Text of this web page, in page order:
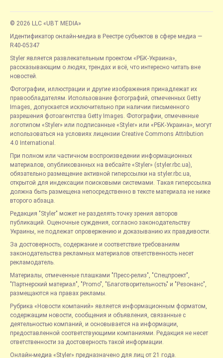
© 2026 LLC «UBT MEDIA»
Идентификатор онлайн-медиа в Реестре субъектов в сфере медиа —
R40-05347
Styler является развлекательным проектом «РБК-Украина»,
рассказывающим о людях, трендах и всё, что интересно читать вне
новостей.
Фотографии, иллюстрации и другие изображения принадлежат их
правообладателям. Использование фотографий, отмеченных Getty
Images, допускается исключительно при наличии письменного
разрешения фотоагентства Getty Images. Фотографии, отмеченные
логотипом «Styler» или подписанные «Styler» или «РБК-Украина», могут
использоваться на условиях лицензии Creative Commons Attribution
4.0 International.
При полном или частичном воспроизведении информационных
материалов, опубликованных на вебсайте «Styler» (styler.rbc.ua),
обязательно размещение активной гиперссылки на styler.rbc.ua,
открытой для индексации поисковыми системами. Такая гиперссылка
должна быть размещена непосредственно в тексте материала не ниже
второго абзаца.
Редакция "Styler" может не разделять точку зрения авторов
публикаций. Оценочные суждения, согласно законодательству
Украины, не подлежат опровержению и доказыванию их правдивости.
За достоверность, содержание и соответствие требованиям
законодательства рекламных материалов ответственность несет
рекламодатель.
Материалы, отмеченные плашками "Пресс-релиз", "Спецпроект",
"Партнерский материал", "Promo", "Благотворительность" и "Резонанс",
размещаются на правах рекламы.
Рубрика «Новости компаний» является информационным форматом,
содержащим новости, сообщения и объявления, связанные с
деятельностью компаний, и основывается на информации,
предоставленной соответствующими компаниями. Редакция не несет
ответственности за достоверность такой информации.
Онлайн-медиа «Styler» предназначено для лиц от 21 года.